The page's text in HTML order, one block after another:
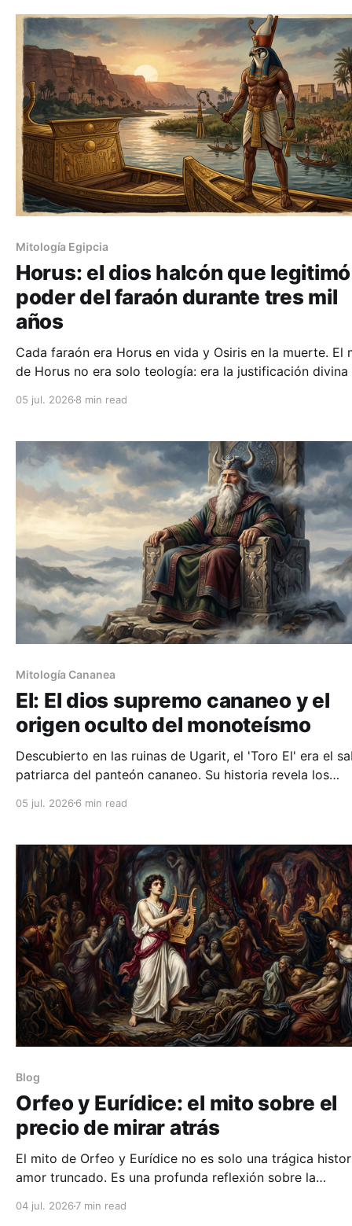
Mitología Egipcia
Horus: el dios halcón que
poder del faraón durante tres mil
años
Cada faraón era Horus en vida y Osiris en la muerte. El
de Horus no era solo teología: era la justificación divina
05 jul. 2026 8 min read
Mitología Cananea
El: El dios supremo cananeo y el
origen oculto del monoteísmo
Descubierto en las ruinas de Ugarit, el 'Toro El' era el
patriarca del panteón cananeo. Su historia revela los
el Dios de la Biblia.
05 jul. 2026 6 min read
Blog
Orfeo y Eurídice: el mito sobre el
precio de mirar atrás
El mito de Orfeo y Eurídice no es solo una trágica
amor truncado. Es una profunda reflexión sobre la
y el precio devastador de dudar en el último momento.
04 jul. 2026 7 min read